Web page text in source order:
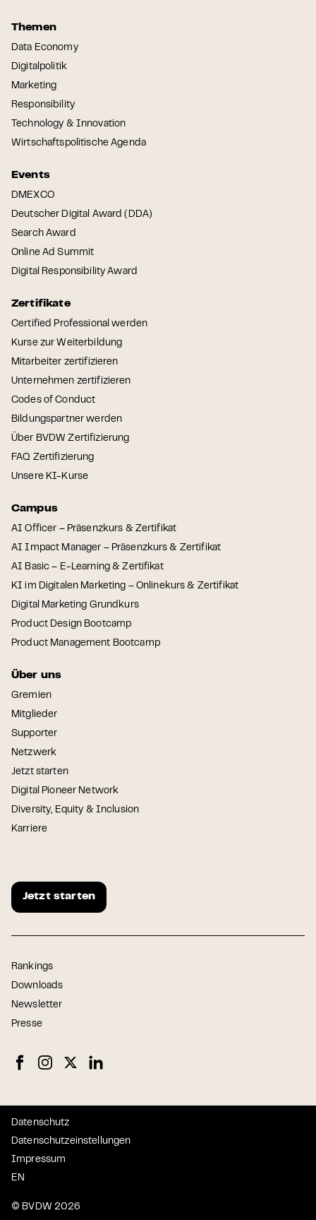
Themen
Data Economy
Digitalpolitik
Marketing
Responsibility
Technology & Innovation
Wirtschaftspolitische Agenda
Events
DMEXCO
Deutscher Digital Award (DDA)
Search Award
Online Ad Summit
Digital Responsibility Award
Zertifikate
Certified Professional werden
Kurse zur Weiterbildung
Mitarbeiter zertifizieren
Unternehmen zertifizieren
Codes of Conduct
Bildungspartner werden
Über BVDW Zertifizierung
FAQ Zertifizierung
Unsere KI-Kurse
Campus
AI Officer – Präsenzkurs & Zertifikat
AI Impact Manager – Präsenzkurs & Zertifikat
AI Basic – E-Learning & Zertifikat
KI im Digitalen Marketing – Onlinekurs & Zertifikat
Digital Marketing Grundkurs
Product Design Bootcamp
Product Management Bootcamp
Über uns
Gremien
Mitglieder
Supporter
Netzwerk
Jetzt starten
Digital Pioneer Network
Diversity, Equity & Inclusion
Karriere
Jetzt starten
Rankings
Downloads
Newsletter
Presse
© BVDW 2026
Datenschutz
Datenschutzeinstellungen
Impressum
EN